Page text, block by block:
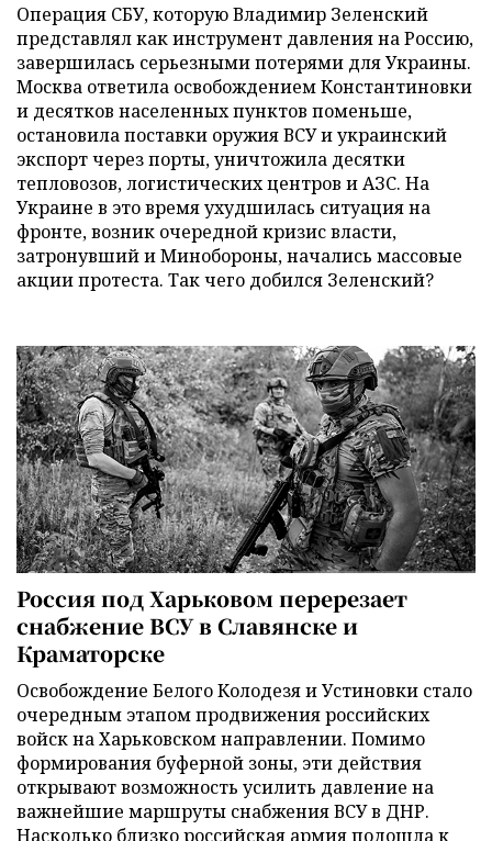
Операция СБУ, которую Владимир Зеленский
представлял как инструмент давления на Россию,
завершилась серьезными потерями для Украины.
Москва ответила освобождением Константиновки
и десятков населенных пунктов поменьше,
остановила поставки оружия ВСУ и украинский
экспорт через порты, уничтожила десятки
тепловозов, логистических центров и АЗС. На
Украине в это время ухудшилась ситуация на
фронте, возник очередной кризис власти,
затронувший и Минобороны, начались массовые
акции протеста. Так чего добился Зеленский?
Россия под Харьковом перерезает
снабжение ВСУ в Славянске и
Краматорске
Освобождение Белого Колодезя и Устиновки стало
очередным этапом продвижения российских
войск на Харьковском направлении. Помимо
формирования буферной зоны, эти действия
открывают возможность усилить давление на
важнейшие маршруты снабжения ВСУ в ДНР.
Насколько близко российская армия подошла к